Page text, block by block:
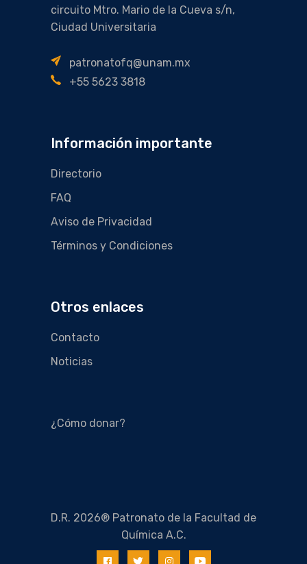
circuito Mtro. Mario de la Cueva s/n,
Ciudad Universitaria
patronatofq@unam.mx
+55 5623 3818
Información importante
Directorio
FAQ
Aviso de Privacidad
Términos y Condiciones
Otros enlaces
Contacto
Noticias
¿Cómo donar?
D.R. 2026® Patronato de la Facultad de
Química A.C.